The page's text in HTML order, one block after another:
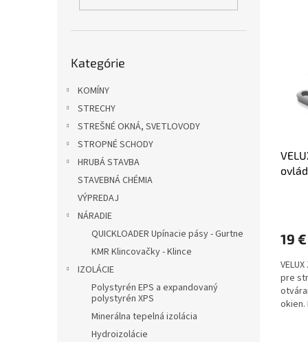
kategórie
Kategórie
KOMÍNY
STRECHY
STREŠNÉ OKNÁ, SVETLOVODY
STROPNÉ SCHODY
HRUBÁ STAVBA
STAVEBNÁ CHÉMIA
VÝPREDAJ
NÁRADIE
QUICKLOADER Upínacie pásy - Gurtne
KMR Klincovačky - Klince
IZOLÁCIE
Polystyrén EPS a expandovaný
polystyrén XPS
Minerálna tepelná izolácia
Hydroizolácie
19 €
pre
okien.